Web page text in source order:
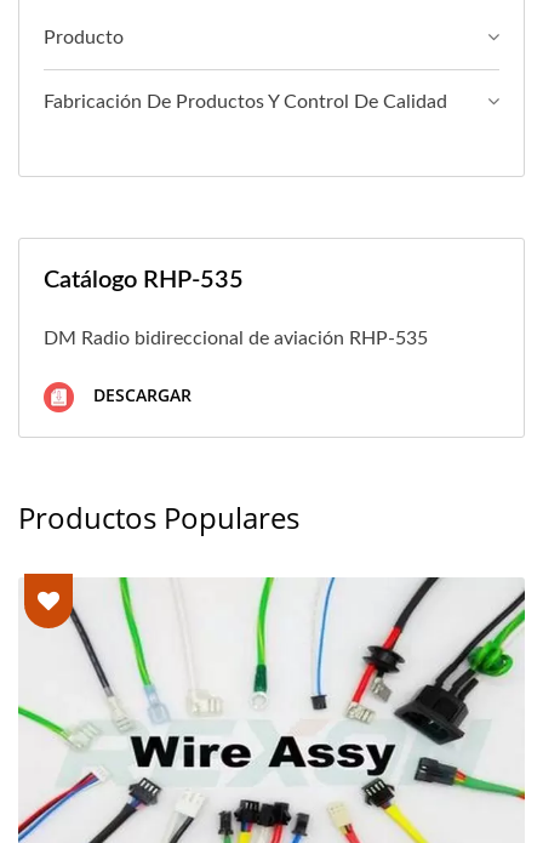
Producto
Fabricación De Productos Y Control De Calidad
Catálogo RHP-535
DM Radio bidireccional de aviación RHP-535
DESCARGAR
Productos Populares